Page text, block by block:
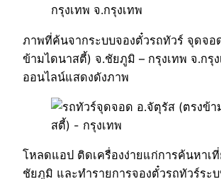
กรุงเทพ จ.กรุงเทพ
ภาพที่ค้นจากระบบจองตั๋วรถทัวร์ จุดจอ
ข้ามไดนาสตี้) จ.ชัยภูมิ – กรุงเทพ จ.กรุ
ออนไลน์แสดงดังภาพ
โหลดแอป ติดเครื่องง่ายแก่การค้นหาเ
ชัยภูมิ และทำรายการจองตั๋วรถทัวร์ระ